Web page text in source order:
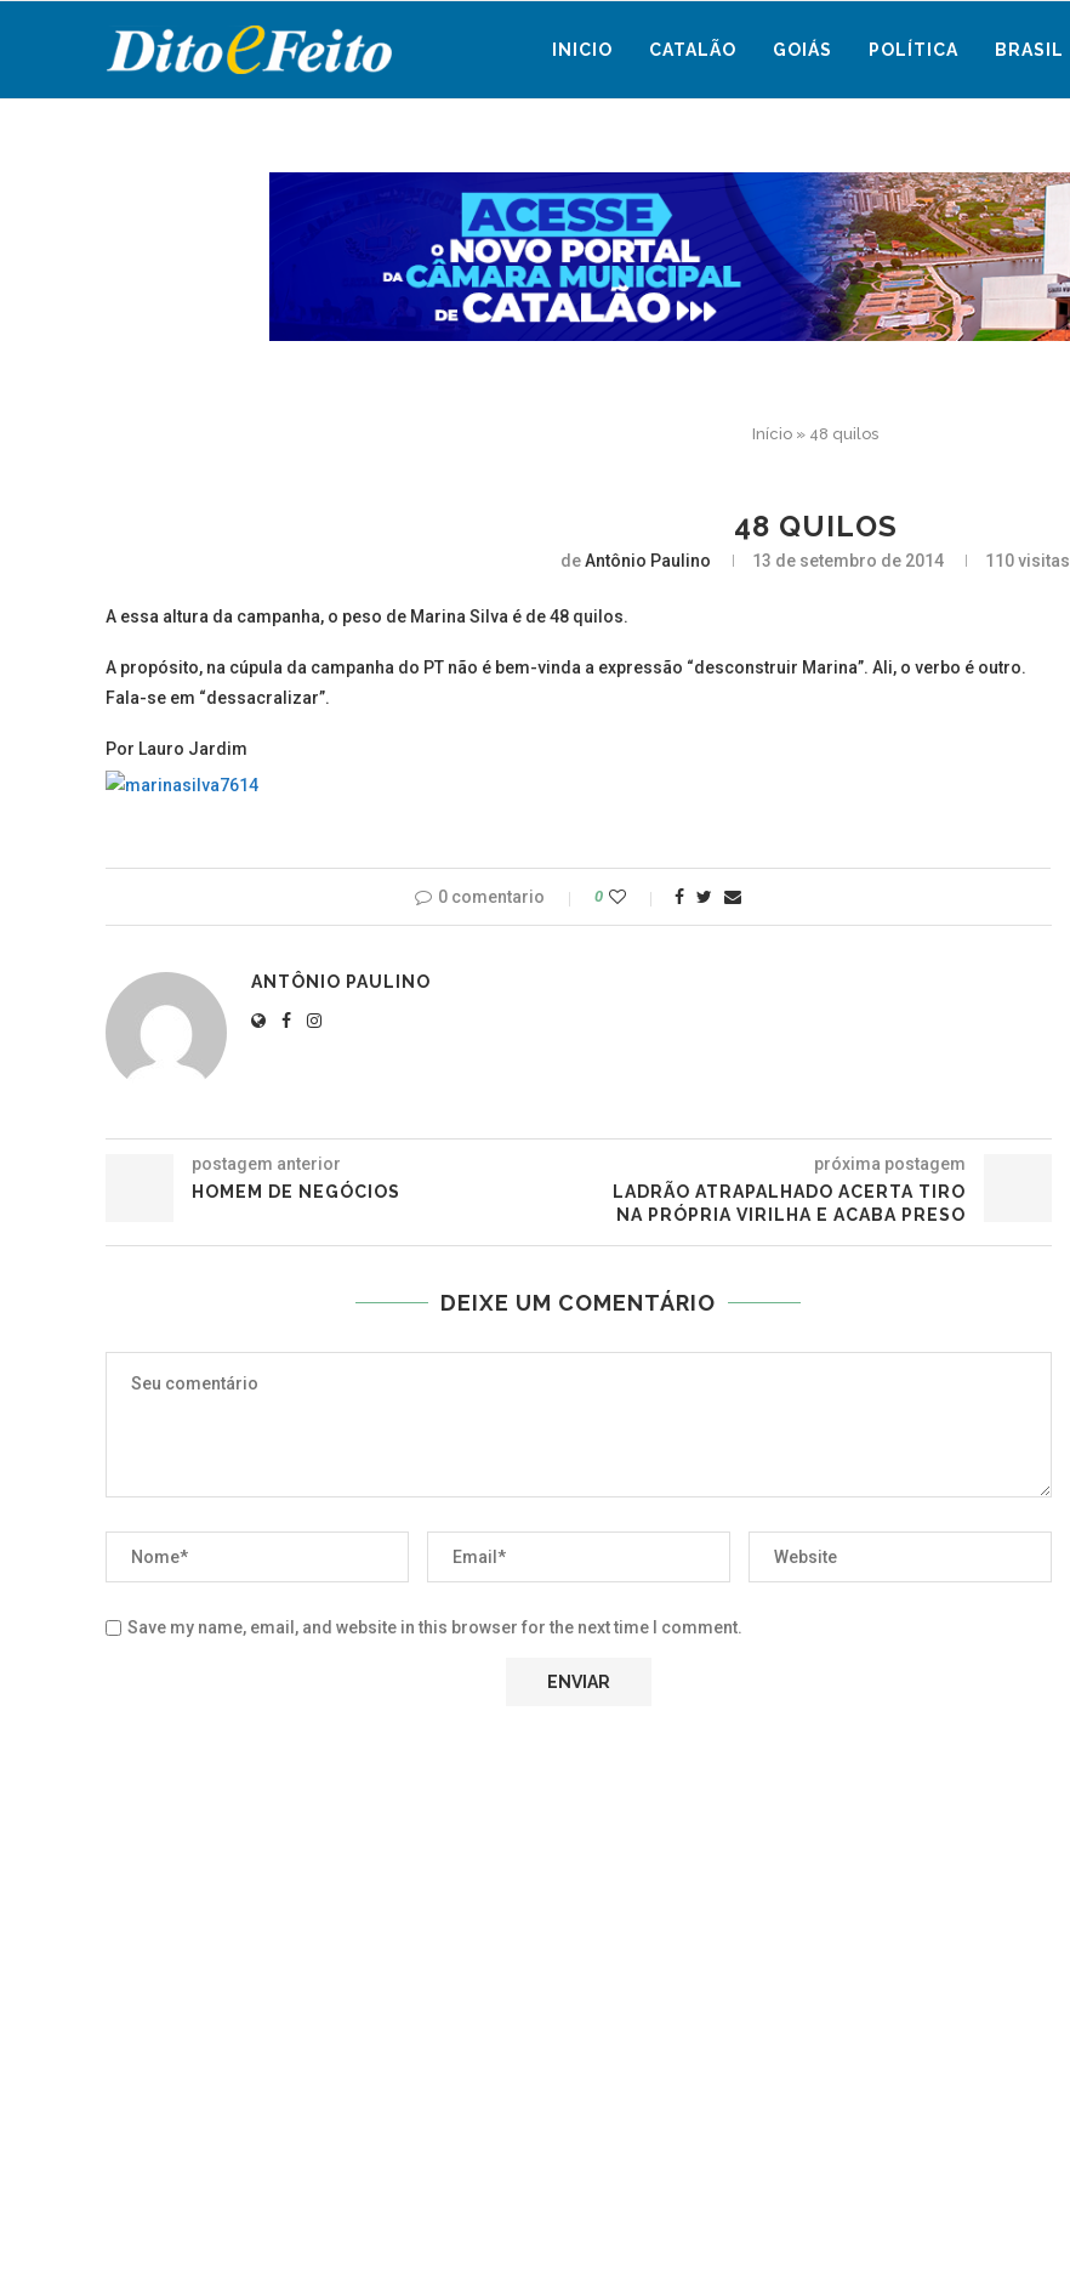
INICIO CATALÃO GOIÁS POLÍTICA BRASIL
Início » 48 quilos
48 QUILOS
deAntônio Paulino 13 de setembro de 2014 110visitas
A essa altura da campanha, o peso de Marina Silva é de 48 quilos.
A propósito, na cúpula da campanha do PT não é bem-vinda a expressão “desconstruir Marina”. Ali, o verbo é outro.
Fala-se em “dessacralizar”.
Por Lauro Jardim
0 comentario 0
ANTÔNIO PAULINO
postagem anterior
HOMEM DE NEGÓCIOS
próxima postagem
LADRÃO ATRAPALHADO ACERTA TIRO
NA PRÓPRIA VIRILHA E ACABA PRESO
DEIXE UM COMENTÁRIO
Save my name, email, and website in this browser for the next time I comment.